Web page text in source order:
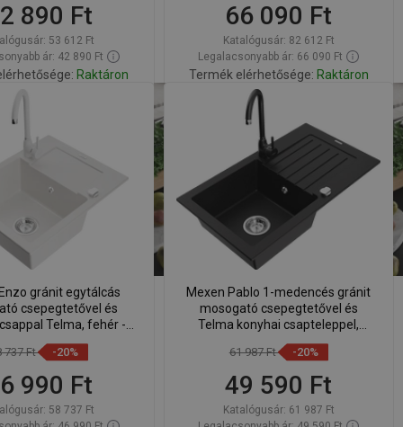
890 Ft
53 612 Ft
ár: 42 890 Ft
Raktáron
66 090 Ft
Katalógusár: 82 612 Ft
Legalacsonyabb ár: 66 090 Ft
Termék elérhetősége: Raktáron
Kosárba
favorite_border Kedvenc
Hasonlítsa
gránit egytálcás
csepegtetővel és
Telma, fehér -
20-670200-20
737 Ft -20%
990 Ft
58 737 Ft
Mexen Pablo 1-medencés gránit
mosogató csepegtetővel és
Telma konyhai csapteleppel,
fekete - 6510-77-670200-70
61 987 Ft -20%
49 590 Ft
Katalógusár: 61 987 Ft